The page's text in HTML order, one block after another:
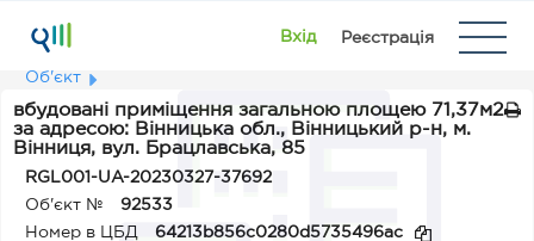
Вхід Реєстрація
Об'єкт
вбудовані приміщення загальною площею 71,37м2
за адресою: Вінницька обл., Вінницький р-н, м.
Вінниця, вул. Брацлавська, 85
RGL001-UA-20230327-37692
Об'єкт №
92533
Номер в ЦБД
64213b856c0280d5735496ac